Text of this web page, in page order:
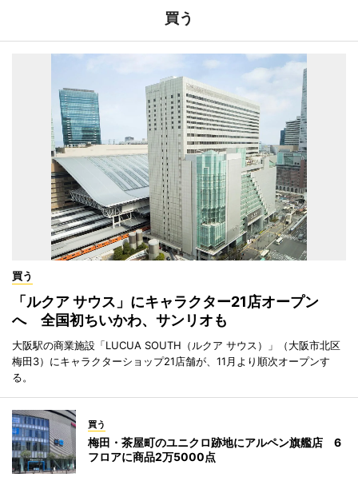
買う
買う
「ルクア サウス」にキャラクター21店オープン
へ 全国初ちいかわ、サンリオも
大阪駅の商業施設「LUCUA SOUTH（ルクア サウス）」（大阪市北区
梅田3）にキャラクターショップ21店舗が、11月より順次オープンす
る。
買う
梅田・茶屋町のユニクロ跡地にアルペン旗艦店 6
フロアに商品2万5000点